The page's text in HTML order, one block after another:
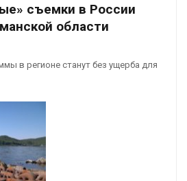
съемки в России
области
в регионе станут без ущерба для